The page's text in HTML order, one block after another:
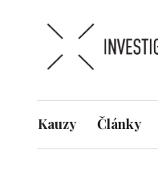
Kauzy Články